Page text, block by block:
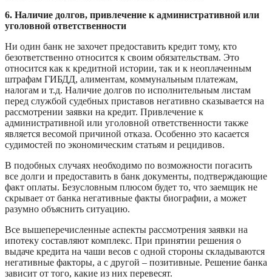
6. Наличие долгов, привлечение к административной или
уголовной ответственности
Ни один банк не захочет предоставить кредит тому, кто
безответственно относится к своим обязательствам. Это
относится как к кредитной истории, так и к неоплаченным
штрафам ГИБДД, алиментам, коммунальным платежам,
налогам и т.д. Наличие долгов по исполнительным листам
перед службой судебных приставов негативно сказывается на
рассмотрении заявки на кредит. Привлечение к
административной или уголовной ответственности также
является весомой причиной отказа. Особенно это касается
судимостей по экономическим статьям и рецидивов.
В подобных случаях необходимо по возможности погасить
все долги и предоставить в банк документы, подтверждающие
факт оплаты. Безусловным плюсом будет то, что заемщик не
скрывает от банка негативные факты биографии, а может
разумно объяснить ситуацию.
Все вышеперечисленные аспекты рассмотрения заявки на
ипотеку составляют комплекс. При принятии решения о
выдаче кредита на чаши весов с одной стороны складываются
негативные факторы, а с другой – позитивные. Решение банка
зависит от того, какие из них перевесят.